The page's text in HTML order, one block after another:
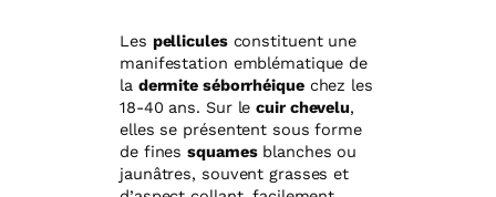
Les pelliculesconstituent une
manifestation emblématique de
la dermite séborrhéiquechez les
18-40 ans. Sur lecuir chevelu,
elles se présentent sous forme
de finessquamesblanches ou
jaunâtres, souvent grasses et